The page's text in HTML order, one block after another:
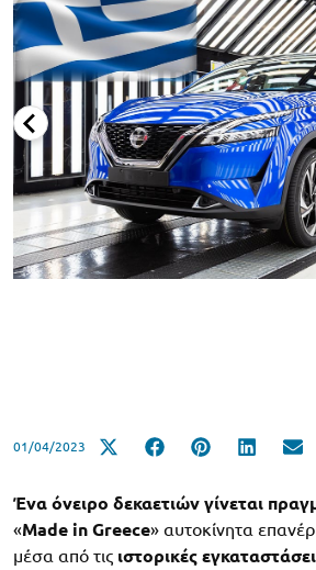
01/04/2023
Ένα όνειρο δεκαετιών γίνεται
«Made in Greece» αυτοκίνητα
μέσα από τις ιστορικές